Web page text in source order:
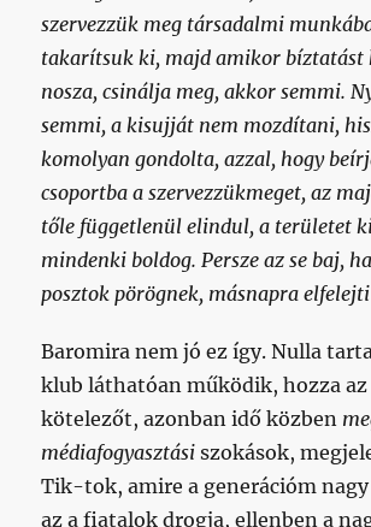
szervezzük meg társadalmi
takarítsuk ki, majd amikor bíztatást
nosza, csinálja meg, akkor semmi.
semmi, a kisujját nem mozdítani,
komolyan gondolta, azzal, hogy
csoportba a szervezzükmeget, az
tőle függetlenül elindul, a területet
mindenki boldog. Persze az se baj,
posztok pörögnek, másnapra elfelejti
Baromira nem jó ez így. Nulla
klub láthatóan működik, hozza
kötelezőt, azonban idő közben
médiafogyasztásiszokások,
Tik-tok, amire a generációm nagy
az a fiatalok drogja, ellenben a